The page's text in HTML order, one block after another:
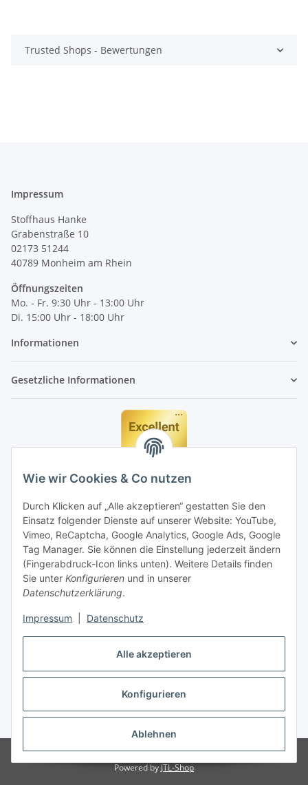
Alle akzeptieren
Konfigurieren
Ablehnen
Wie wir Cookies & Co nutzen
Durch Klicken auf „Alle akzeptieren“ gestatten Sie den
Einsatz folgender Dienste auf unserer Website: YouTube,
Vimeo, ReCaptcha, Google Analytics, Google Ads, Google
Tag Manager. Sie können die Einstellung jederzeit ändern
(Fingerabdruck-Icon links unten). Weitere Details finden
Sie unter Konfigurieren und in unserer
Datenschutzerklärung.
Impressum Datenschutz
Trusted Shops - Bewertungen
Impressum
Stoffhaus Hanke
Grabenstraße 10
02173 51244
40789 Monheim am Rhein
Öffnungszeiten
Mo. - Fr. 9:30 Uhr - 13:00 Uhr
Di. 15:00 Uhr - 18:00 Uhr
Informationen
Gesetzliche Informationen
Vertrag widerrufen
* Alle Preise inkl. gesetzlicher MwSt., zzgl.Versand
© Stoffhaus Hanke
Powered byJTL-Shop